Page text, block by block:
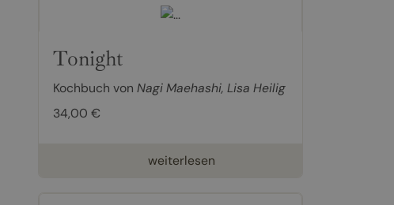
Tonight
Kochbuch von Nagi Maehashi, Lisa Heilig
34,00 €
weiterlesen